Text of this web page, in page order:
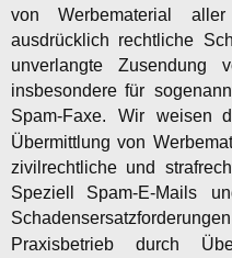
von
Werbematerial aller
ausdrücklich rechtliche
unverlangte
Zusendung
insbesondere für
Spam-Faxe.
Wir weisen
Übermittlung von
zivilrechtliche und
Speziell
Spam-E-Mails
Schadensersatzforderungen
Praxisbetrieb
durch